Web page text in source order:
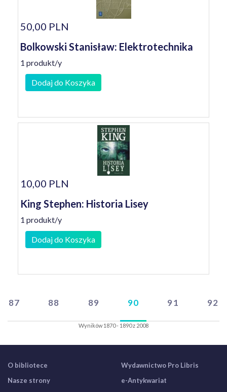
50,00 PLN
Bolkowski Stanisław: Elektrotechnika
1 produkt/y
Dodaj do Koszyka
10,00 PLN
King Stephen: Historia Lisey
1 produkt/y
Dodaj do Koszyka
87 88 89 90 91 92
Wyników 1870 - 1890 z 2008
O bibliotece
Nasze strony
Wydawnictwo Pro Libris
e-Antykwariat